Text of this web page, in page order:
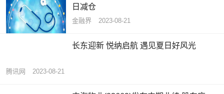
日减仓
金融界 2023-08-21
长东迎新 悦纳启航 遇见夏日好风光
腾讯网 2023-08-21